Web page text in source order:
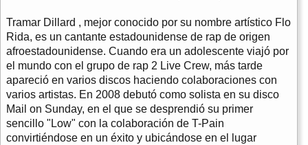
Tramar Dillard , mejor conocido por su nombre artístico Flo
Rida, es un cantante estadounidense de rap de origen
afroestadounidense. Cuando era un adolescente viajó por
el mundo con el grupo de rap 2 Live Crew, más tarde
apareció en varios discos haciendo colaboraciones con
varios artistas. En 2008 debutó como solista en su disco
Mail on Sunday, en el que se desprendió su primer
sencillo "Low" con la colaboración de T-Pain
convirtiéndose en un éxito y ubicándose en el lugar